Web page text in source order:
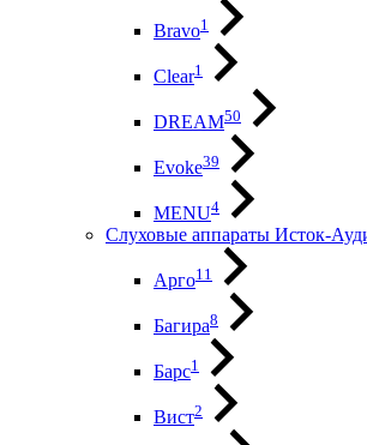
Bravo1
Clear1
DREAM50
Evoke39
MENU4
Слуховые аппараты Исток-
Арго11
Багира8
Барс1
Вист2